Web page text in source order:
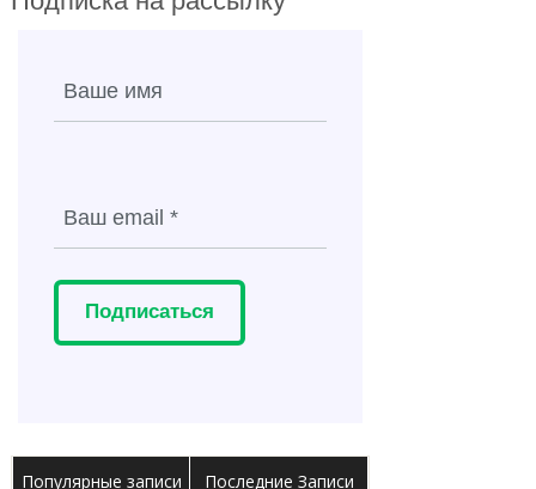
Подписаться
Популярные записи Последние Записи